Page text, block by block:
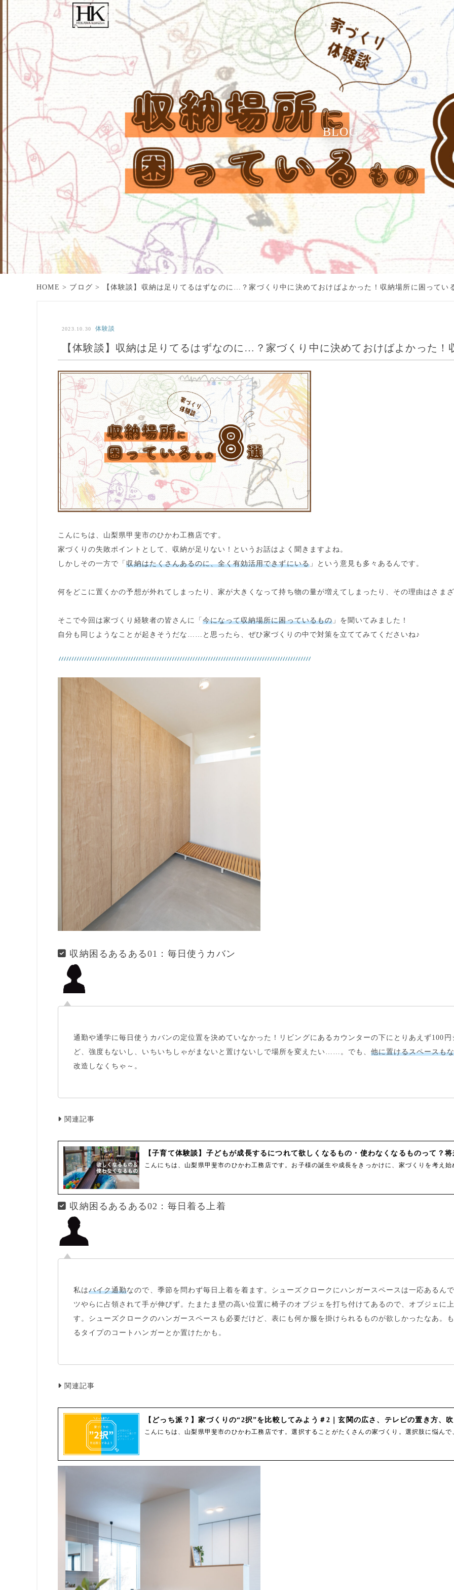
WELCOME
初めての方へ
WORKS
施工事例
VOICE NEWS
お知らせ
BLOG
ブログ
BLOG
ブログ
HOME > ブログ > 【体験談】収納は足りてるはずなのに…？家づくり中に決めておけばよかった！収納場所に困ってい
【体験談】収納は足りてるはずなのに…？家づくり中に決めておけばよかった！
2023.10.30 体験談
こんにちは、山梨県甲斐市のひかわ工務店です。
家づくりの失敗ポイント として、 収納が足りない！ というお話はよく聞きますよね。
しかしその一方で「収納はたくさんあるのに、全く有効活用できずにいる」という意見も多々あるんです。
何をどこに置くかの予想が外れてしまったり、家が大きくなって持ち物の量が増えて しまったり、その理由はさま
そこで今回は家づくり経験者の皆さんに「 今になって収納場所に困っているもの」を聞いてみました！
自分も同じようなことが起きそうだな……と思ったら、ぜひ家づくりの中で対策を立ててみてくださいね♪
収納困るあるある01：毎日使うカバン
通勤や通学に毎日使う カバンの定位置を決めていなかった！リビングにあるカウンターの下にとりあえず100
ど、強度もないし、いちいちしゃがまないと置けないしで場所を変えたい……。でも、 他に置けるスペースも
改造しなくちゃ～。
関連記事
【子育て体験談】子どもが成長するにつれて欲しくなるもの・使わなくなるものって？
こんにちは、山梨県甲斐市のひかわ工務店です。お子様の誕生や成長をきっかけに、家づくりを考え
収納困るあるある02：毎日着る上着
私はバイク通勤なので、季節を問わず毎日上着を着ます。 シューズクロークにハンガースペースは一応ある ん
ツやらに占領 されて手が伸びず。たまたま壁の高い位置に椅子のオブジェ を打ち付けてあるので、オブジェに
す。シューズクロークのハンガースペースも必要だけど、表にも何か服を掛けられるものが欲しかった なあ。
るタイプのコートハンガーとか置けたかも。
関連記事
【どっち派？】家づくりの“2択”を比較してみよう＃2｜玄関の広さ、テレビの置き方、
こんにちは、山梨県甲斐市のひかわ工務店です。選択することがたくさんの家づくり。選択肢に悩ん